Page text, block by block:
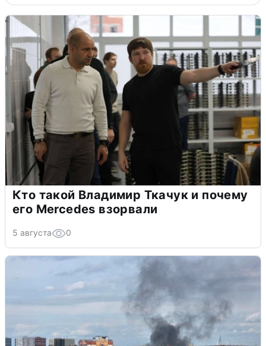
Кто такой Владимир Ткачук и почему
его Mercedes взорвали
5 августа 0